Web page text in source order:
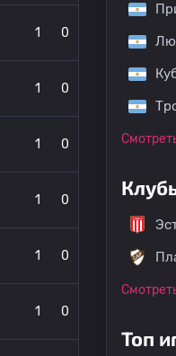
1 0
1 0
1 0
1 0
1 0
1 0
Топ